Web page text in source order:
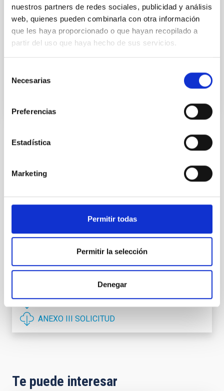
nuestros partners de redes sociales, publicidad y análisis
web, quienes pueden combinarla con otra información
que les haya proporcionado o que hayan recopilado a
partir del uso que haya hecho de sus servicios.
Necesarias
Preferencias
Estadística
Marketing
Permitir todas
Permitir la selección
Denegar
Vocal
Técnico/a Sistemas Junior
ESTADO
PERFIL DEL PUESTO
TITULACIÓN REQUERIDA
NIVEL ESPAÑOL TÉCNICO SUPERIOR - FP (MECES
PROMOCIÓN INTERNA
NO
PS-2025-028 BASES CONVOCATORIA
ANEXO III SOLICITUD
Te puede interesar